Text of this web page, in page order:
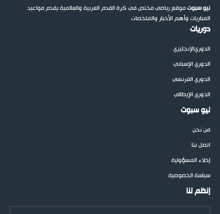
نيو سبوتموقع رياضي مختص في كرة القدم العربية والعالمية يقدم مواعيد
المباريات وأهم الأخبار والملخصات
دوريات
الدوريالإنجليزي
الدوري الإسباني
الدوري الفرنسي
الدوري الإيطالي
نيو سبوت
من نحن
اتصل بنا
إخلاء المسؤولية
سياسة الخصوصية
إنظم لنا